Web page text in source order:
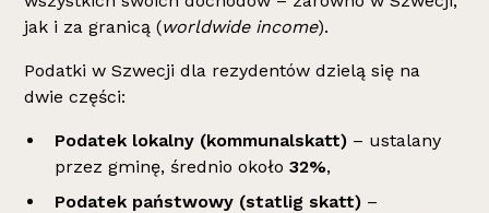
jak i za granicą (worldwide income).
Podatki w Szwecji dla rezydentów dzielą się na
dwie części:
Podatek lokalny (kommunalskatt) – ustalany
przez gminę, średnio około32%,
Podatek państwowy (statlig skatt) –